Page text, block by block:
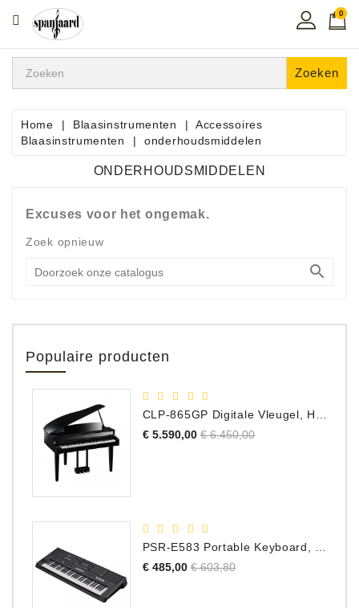
CATEGORIE
Home
In
De
Instrumenten
Hifi
Pro
Apparatuur
Apparatuur
Blaasinstrumenten
Slaginstrumenten
Versterking
Instrumenten
0
Zoeken
Home Blaasinstrumenten
Accessoires
Blaasinstrumenten
onderhoudsmiddelen
ONDERHOUDSMIDDELEN
Excuses voor het ongemak.
Zoek opnieuw

Populaire producten
€ 5.590,00 Normale
€ 6.450,00Prijs
€ 485,00 Normale
€ 603,80Prijs